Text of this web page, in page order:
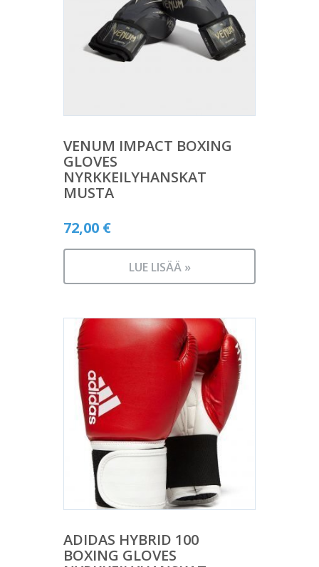
VENUM IMPACT BOXING
GLOVES
NYRKKEILYHANSKAT
MUSTA
72,00 €
LUE LISÄÄ »
ADIDAS HYBRID 100
BOXING GLOVES